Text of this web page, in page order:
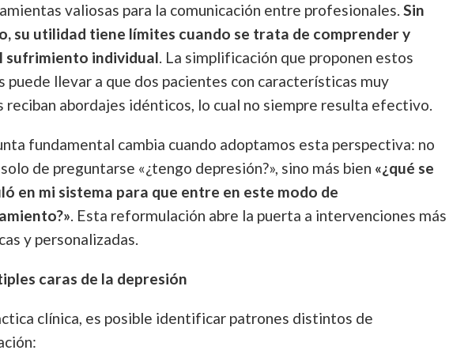
valiosas para la comunicación entre profesionales. Sin
su utilidad tiene límites cuando se trata de comprender y
sufrimiento individual. La simplificación que proponen estos
puede llevar a que dos pacientes con características muy
reciban abordajes idénticos, lo cual no siempre resulta efectivo.
fundamental cambia cuando adoptamos esta perspectiva: no
de preguntarse «¿tengo depresión?», sino más bien «¿qué se
en mi sistema para que entre en este modo de
. Esta reformulación abre la puerta a intervenciones más
y personalizadas.
caras de la depresión
clínica, es posible identificar patrones distintos de